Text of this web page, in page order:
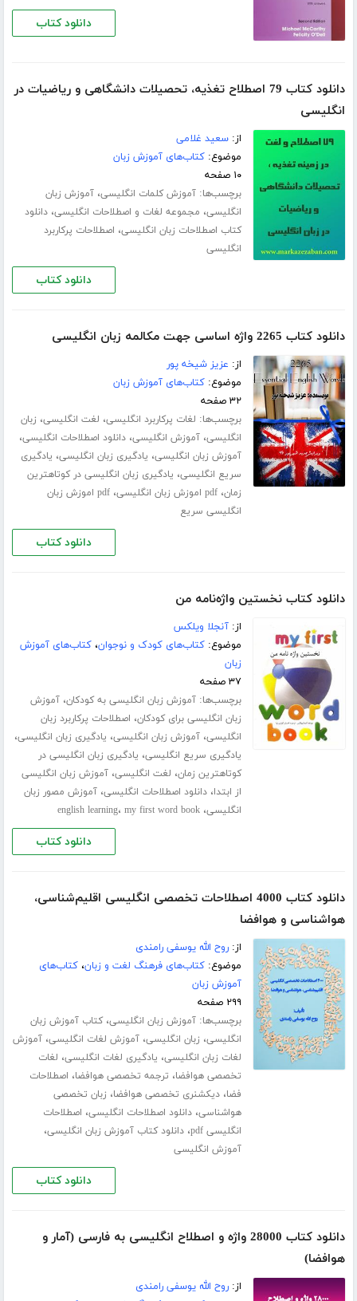
دانلود کتاب
دانلود کتاب 79 اصطلاح تغذیه، تحصیلات دانشگاهی و ریاضیات در
انگلیسی
از:سعید غلامی
موضوع:کتاب‌های آموزش زبان
۱۰ صفحه
برچسب‌ها:آموزش کلمات انگلیسی،آموزش زبان
انگلیسی، مجموعه لغات و اصطلاحات انگلیسی،دانلود
کتاب اصطلاحات زبان انگلیسی، اصطلاحات پرکاربرد
انگلیسی
دانلود کتاب
دانلود کتاب 2265 واژه اساسی جهت مکالمه زبان انگلیسی
از: عزیز شیخه پور
موضوع:کتاب‌های آموزش زبان
۳۲ صفحه
برچسب‌ها: لغات پرکاربرد انگلیسی، لغت انگلیسی، زبان
انگلیسی،آموزش انگلیسی،دانلود اصطلاحات انگلیسی،
آموزش زبان انگلیسی، یادگیری زبان انگلیسی، یادگیری
سریع انگلیسی، یادگیری زبان انگلیسی در کوتاهترین
زمان،pdf اموزش زبان انگلیسی ،
pdf اموزش زبان
انگلیسی سریع
دانلود کتاب
دانلود کتاب نخستین واژه‌نامه من
از:آنجلا ویلکس
موضوع:کتاب‌های کودک و نوجوان،کتاب‌های آموزش
زبان
۳۷ صفحه
برچسب‌ها:آموزش زبان انگلیسی به کودکان،آموزش
زبان انگلیسی برای کودکان، اصطلاحات پرکاربرد زبان
انگلیسی،آموزش زبان انگلیسی، یادگیری زبان انگلیسی،
یادگیری سریع انگلیسی، یادگیری زبان انگلیسی در
کوتاهترین زمان، لغت انگلیسی،آموزش زبان انگلیسی
از ابتدا،دانلود اصطلاحات انگلیسی،آموزش مصور زبان
انگلیسی، english learning، my first word book
دانلود کتاب
دانلود کتاب 4000 اصطلاحات تخصصی انگلیسی اقلیم‌شناسی،
هواشناسی و هوافضا
از:روح الله یوسفی رامندی
موضوع:کتاب‌های فرهنگ لغت و زبان،کتاب‌های
آموزش زبان
۲۹۹ صفحه
برچسب‌ها:آموزش زبان انگلیسی،کتاب آموزش زبان
انگلیسی، زبان انگلیسی،آموزش لغات انگلیسی،آموزش
لغات زبان انگلیسی، یادگیری لغات انگلیسی، لغات
تخصصی هوافضا، ترجمه تخصصی هوافضا، اصطلاحات
فضا،دیکشنری تخصصی هوافضا، زبان تخصصی
هواشناسی،دانلود اصطلاحات انگلیسی، اصطلاحات
انگلیسی pdf
،دانلود کتاب آموزش زبان انگلیسی،
آموزش انگلیسی
دانلود کتاب
دانلود کتاب 28000 واژه و اصطلاح انگلیسی به فارسی (آمار و
هوافضا)
از:روح الله یوسفی رامندی